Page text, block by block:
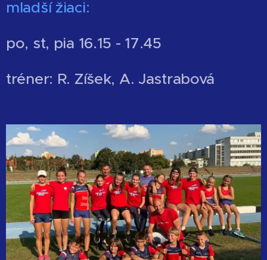
mladší žiaci:
po, st, pia 16.15 - 17.45
tréner: R. Zíšek, A. Jastrabová